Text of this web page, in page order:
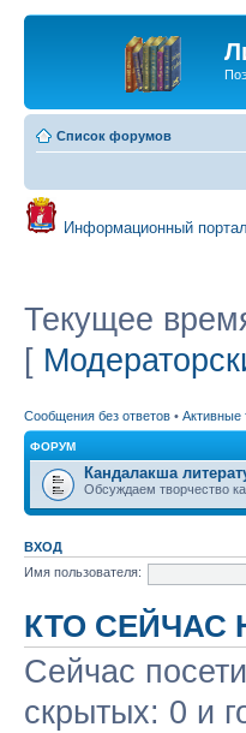
Список форумов
Информационный
Текущее
[
Сообщения без ответов • Активные
ФОРУМ
Кандалакша
Обсуждаем творчество
ВХОД
Имя пользователя:
КТО СЕЙЧАС
Сейчас
скрытых: 0 и